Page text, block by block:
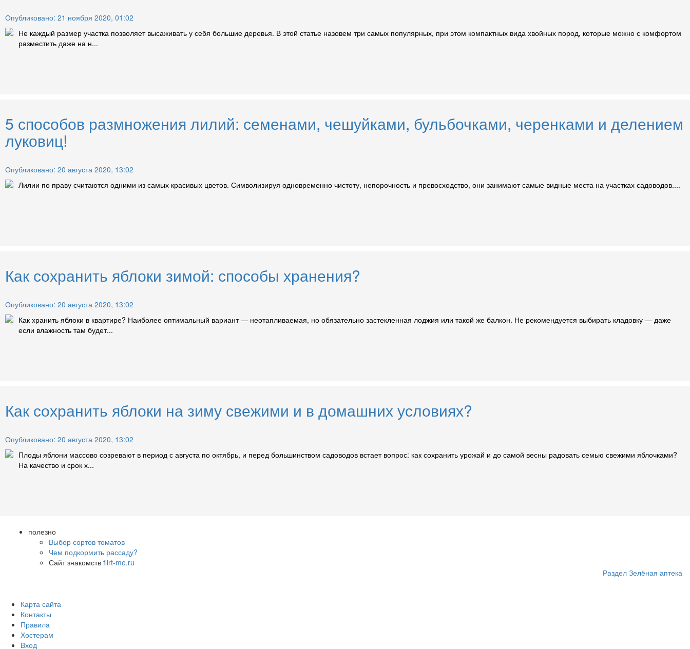
Опубликовано: 21 ноября 2020, 01:02
Не каждый размер участка позволяет высаживать у себя большие деревья. В этой статье назовем три самых популярных, при этом компактных вида хвойных пород, которые можно с комфортом
разместить даже на н...
5 способов размножения лилий: семенами, чешуйками, бульбочками, черенками и делением
луковиц!
Опубликовано: 20 августа 2020, 13:02
Лилии по праву считаются одними из самых красивых цветов. Символизируя одновременно чистоту, непорочность и превосходство, они занимают самые видные места на участках садоводов....
Как сохранить яблоки зимой: способы хранения?
Опубликовано: 20 августа 2020, 13:02
Как хранить яблоки в квартире? Наиболее оптимальный вариант — неотапливаемая, но обязательно застекленная лоджия или такой же балкон. Не рекомендуется выбирать кладовку — даже
если влажность там будет...
Как сохранить яблоки на зиму свежими и в домашних условиях?
Опубликовано: 20 августа 2020, 13:02
Плоды яблони массово созревают в период с августа по октябрь, и перед большинством садоводов встает вопрос: как сохранить урожай и до самой весны радовать семью свежими яблочками?
На качество и срок х...
полезно
Выбор сортов томатов
Чем подкормить рассаду?
Сайт знакомств flirt-me.ru
Раздел Зелёная аптека
Карта сайта
Контакты
Правила
Хостерам
Вход